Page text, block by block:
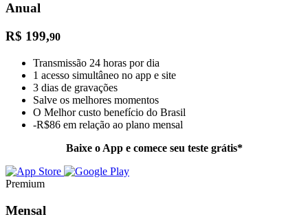
Anual
R$ 199,90
Transmissão 24 horas por dia
1 acesso simultâneo no app e site
3 dias de gravações
Salve os melhores momentos
O Melhor custo benefício do Brasil
-R$86 em relação ao plano mensal
Baixe o App e comece seu teste grátis*
Premium
Mensal